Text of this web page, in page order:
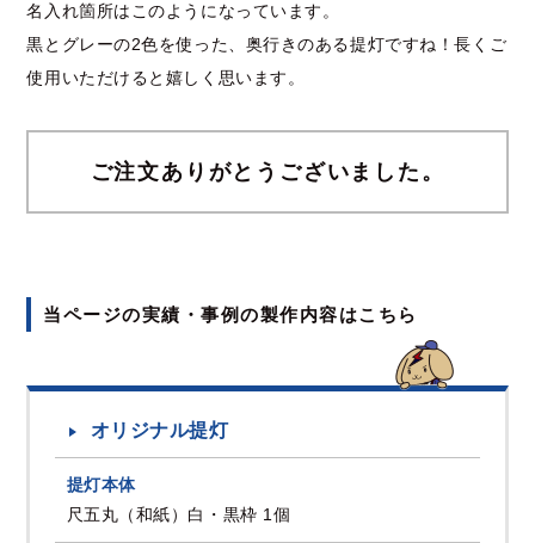
名入れ箇所はこのようになっています。
黒とグレーの2色を使った、奥行きのある提灯ですね！長くご
使用いただけると嬉しく思います。
ご注文ありがとうございました。
当ページの実績・事例の製作内容はこちら
オリジナル提灯
提灯本体
尺五丸（和紙）白・黒枠 1個